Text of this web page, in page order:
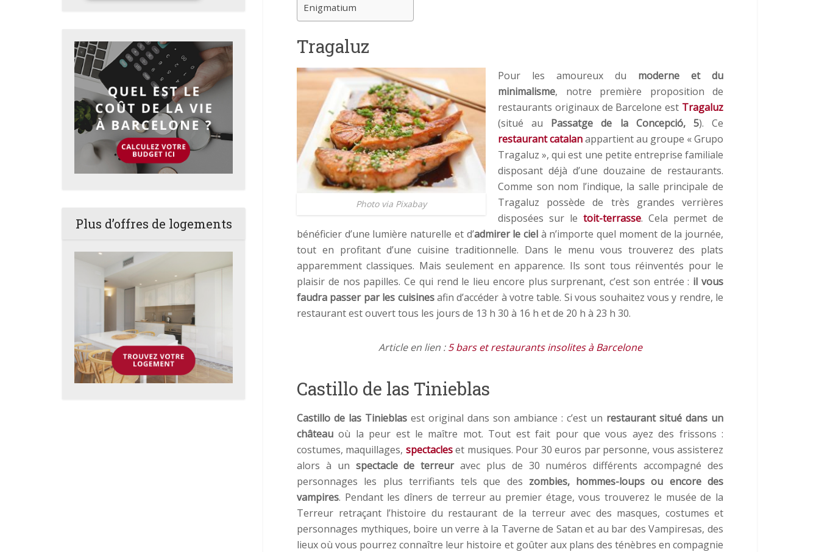
Plus d’offres de logements
Enigmatium
Tragaluz
Photo via Pixabay
Pour les amoureux du moderne et du
minimalisme, notre première proposition de
restaurants originaux de Barcelone est Tragaluz
(situé au Passatge de la Concepció, 5). Ce
restaurant catalanappartient au groupe « Grupo
Tragaluz », qui est une petite entreprise familiale
disposant déjà d’une douzaine de restaurants.
Comme son nom l’indique, la salle principale de
Tragaluz possède de très grandes verrières
disposées sur le toit-terrasse. Cela permet de
bénéficier d’une lumière naturelle et d’admirer le ciel à n’importe quel moment de la journée,
tout en profitant d’une cuisine traditionnelle. Dans le menu vous trouverez des plats
apparemment classiques. Mais seulement en apparence. Ils sont tous réinventés pour le
plaisir de nos papilles. Ce qui rend le lieu encore plus surprenant, c’est son entrée : il vous
faudra passer par les cuisinesafin d’accéder à votre table. Si vous souhaitez vous y rendre, le
restaurant est ouvert tous les jours de 13 h 30 à 16 h et de 20 h à 23 h 30.
Article en lien :5 bars et restaurants insolites à Barcelone
Castillo de las Tinieblas
Castillo de las Tinieblas est original dans son ambiance : c’est un restaurant situé dans un
château où la peur est le maître mot. Tout est fait pour que vous ayez des frissons :
costumes, maquillages, spectacleset musiques. Pour 30 euros par personne, vous assisterez
alors à un spectacle de terreuravec plus de 30 numéros différents accompagné des
personnages les plus terrifiants tels que des zombies, hommes-loups ou encore des
vampires. Pendant les dîners de terreur au premier étage, vous trouverez le musée de la
Terreur retraçant l’histoire du restaurant de la terreur avec des masques, costumes et
personnages mythiques, boire un verre à la Taverne de Satan et au bar des Vampiresas, des
lieux où vous pourrez connaître leur histoire et goûter aux plans des ténèbres en compagnie